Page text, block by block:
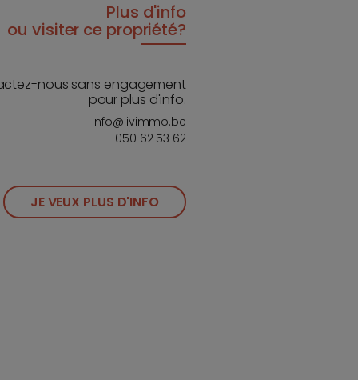
Plus d'info
ou visiter ce propriété?
nous sans engagement
pour plus d'info.
info@livimmo.be
050 62 53 62
JE VEUX PLUS D'INFO